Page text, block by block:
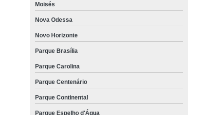
Moisés
Nova Odessa
Novo Horizonte
Parque Brasília
Parque Carolina
Parque Centenário
Parque Continental
Parque Espelho d'Água